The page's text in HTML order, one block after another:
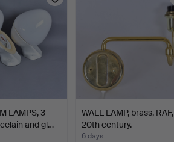
LAMPS, 3
and gl…
WALL LAMP, brass, RAF,
20th century.
6 days